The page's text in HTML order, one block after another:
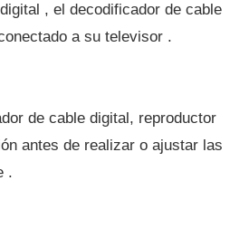
, el decodificador de cable
a su televisor .
de cable digital, reproductor
antes de realizar o ajustar las
.